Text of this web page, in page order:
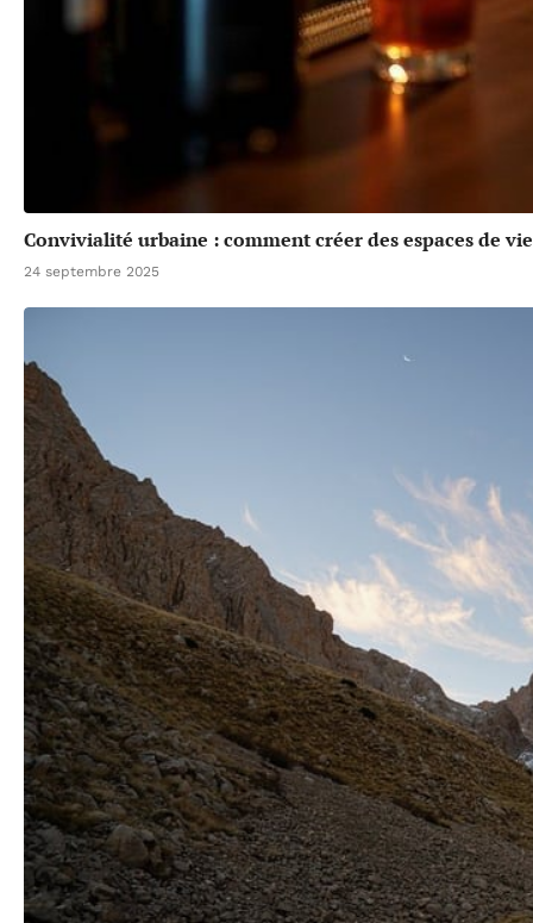
Convivialité urbaine : comment créer des espaces de
24 septembre 2025